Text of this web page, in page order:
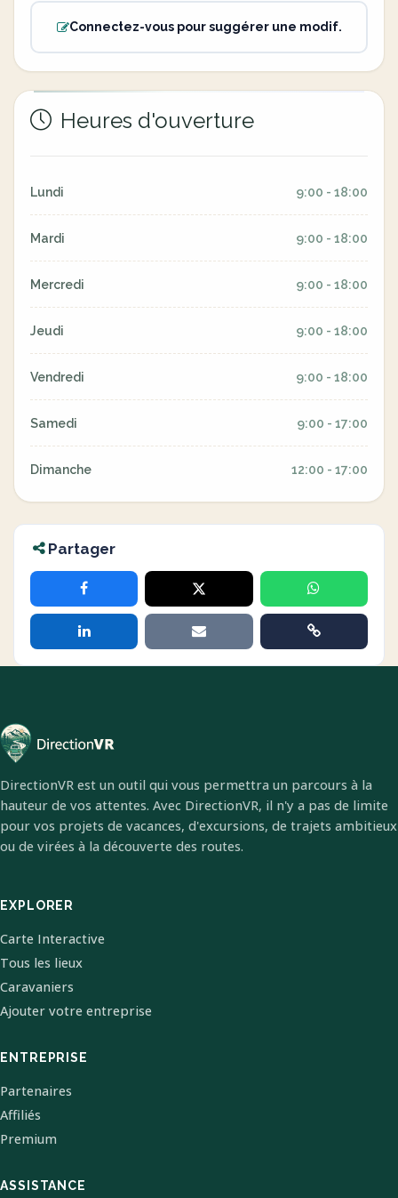
Connectez-vous pour suggérer une modif.
Heures d'ouverture
Lundi 9:00 - 18:00
Mardi 9:00 - 18:00
Mercredi 9:00 - 18:00
Jeudi 9:00 - 18:00
Vendredi 9:00 - 18:00
Samedi 9:00 - 17:00
Dimanche 12:00 - 17:00
Partager
DirectionVR est un outil qui vous permettra un parcours à la
hauteur de vos attentes. Avec DirectionVR, il n'y a pas de limite
pour vos projets de vacances, d'excursions, de trajets ambitieux
ou de virées à la découverte des routes.
EXPLORER
Carte Interactive
Tous les lieux
Caravaniers
Ajouter votre entreprise
ENTREPRISE
Partenaires
Affiliés
Premium
ASSISTANCE